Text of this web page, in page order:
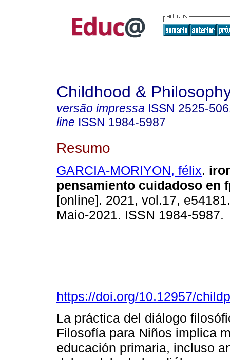
Childhood &
versão impressa ISSN 2525-
line ISSN 1984-5987
Resumo
GARCIA-MORIYON, félix.
pensamiento cuidadoso en
[online]. 2021, vol.17,
Maio-2021. ISSN 1984-5987.
https://doi.org/10.12957/
La práctica del diálogo
Filosofía para Niños implica
educación primaria, incluso